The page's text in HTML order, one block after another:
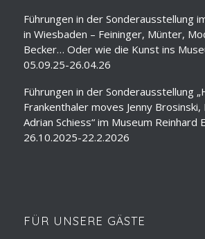
Führungen in der Sonderausstellung
in Wiesbaden – Feininger, Münter,
Becker… Oder wie die Kunst ins
05.09.25-26.04.26
Führungen in der Sonderausstellung
Frankenthaler moves Jenny Brosinski,
Adrian Schiess“ im Museum Reinhard
26.10.2025-22.2.2026
FÜR UNSERE GÄSTE